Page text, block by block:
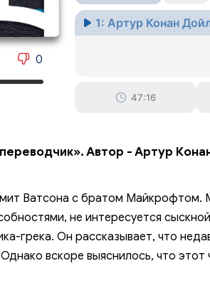
0
1: Артур Конан
47:16
Автор - Артур
Ватсона с братом
не интересуется
грека. Он рассказывает, что
вскоре выяснилось, что